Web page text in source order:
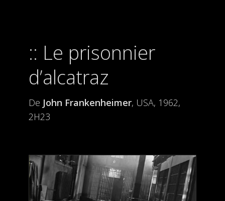
Le prisonnier
d’alcatraz
De John Frankenheimer, USA, 1962,
2H23